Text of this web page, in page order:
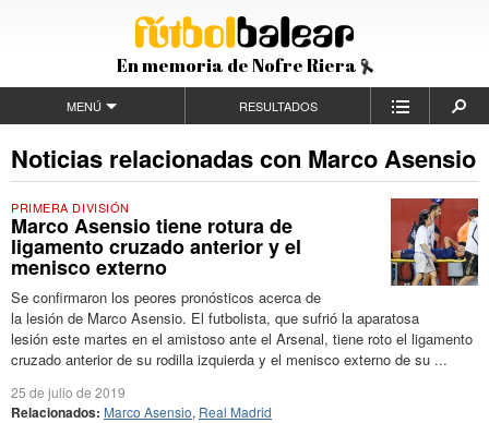
En memoria de Nofre Riera
MENÚ RESULTADOS
Noticias relacionadas con Marco Asensio
PRIMERA DIVISIÓN
Marco Asensio tiene rotura de
ligamento cruzado anterior y el
menisco externo
Se confirmaron los peores pronósticos acerca de
la lesión de Marco Asensio. El futbolista, que sufrió la aparatosa
lesión este martes en el amistoso ante el Arsenal, tiene roto el ligamento
cruzado anterior de su rodilla izquierda y el menisco externo de su ...
25 de julio de 2019
Relacionados: Marco Asensio, Real Madrid